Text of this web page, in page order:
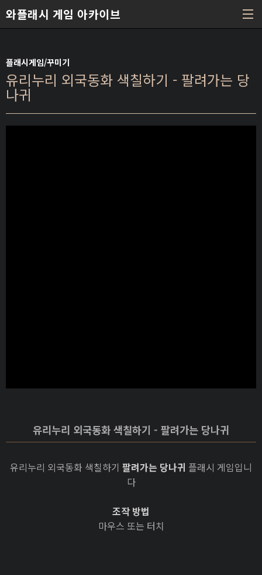
와플래시 게임 아카이브
플래시게임/꾸미기
유리누리 외국동화 색칠하기 - 팔려가는 당
나귀
유리누리 외국동화 색칠하기 - 팔려가는 당나귀
유리누리 외국동화 색칠하기 팔려가는 당나귀 플래시 게임입니
다
조작 방법
마우스 또는 터치